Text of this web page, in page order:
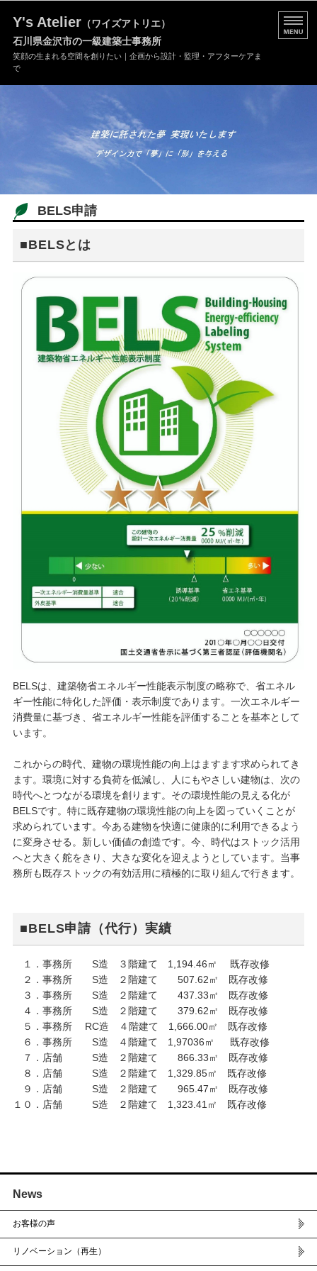
Y's Atelier（ワイズアトリエ）
石川県金沢市の一級建築士事務所
笑顔の生まれる空間を創りたい｜企画から設計・監理・アフターケアま
で
ご依頼/お問い合わせ
BELS申請
■BELSとは
BELSは、建築物省エネルギー性能表示制度の略称で、省エネル
ギー性能に特化した評価・表示制度であります。一次エネルギー
消費量に基づき、省エネルギー性能を評価することを基本として
います。
これからの時代、建物の環境性能の向上はますます求められてき
ます。環境に対する負荷を低減し、人にもやさしい建物は、次の
時代へとつながる環境を創ります。その環境性能の見える化が
BELSです。特に既存建物の環境性能の向上を図っていくことが
求められています。今ある建物を快適に健康的に利用できるよう
に変身させる。新しい価値の創造です。今、時代はストック活用
へと大きく舵をきり、大きな変化を迎えようとしています。当事
務所も既存ストックの有効活用に積極的に取り組んで行きます。
■BELS申請（代行）実績
１．事務所 S造 ３階建て 1,194.46㎡ 既存改修
２．事務所 S造 ２階建て 507.62㎡ 既存改修
３．事務所 S造 ２階建て 437.33㎡ 既存改修
４．事務所 S造 ２階建て 379.62㎡ 既存改修
５．事務所 RC造 ４階建て 1,666.00㎡ 既存改修
６．事務所 S造 ４階建て 1,97036㎡ 既存改修
７．店舗 S造 ２階建て 866.33㎡ 既存改修
８．店舗 S造 ２階建て 1,329.85㎡ 既存改修
９．店舗 S造 ２階建て 965.47㎡ 既存改修
１０．店舗 S造 ２階建て 1,323.41㎡ 既存改修
News
お客様の声
リノベーション（再生）